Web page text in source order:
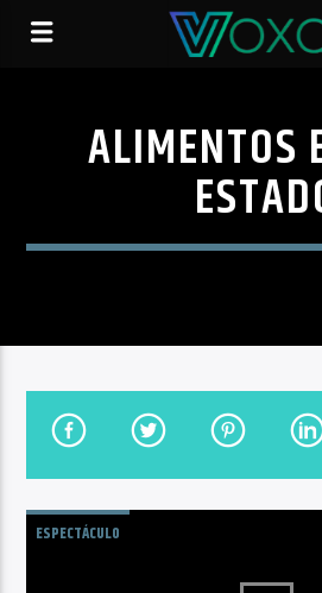
RADIO
VOXQR
CANCIÓN ACTUAL
NO TITLES AVAILABLE
ALIMENTOS
ESPECTÁCULO